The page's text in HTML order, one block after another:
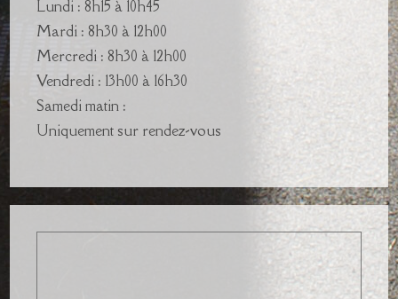
Lundi : 8h15 à 10h45
Mardi : 8h30 à 12h00
Mercredi : 8h30 à 12h00
Vendredi : 13h00 à 16h30
Samedi matin :
Uniquement sur rendez-vous